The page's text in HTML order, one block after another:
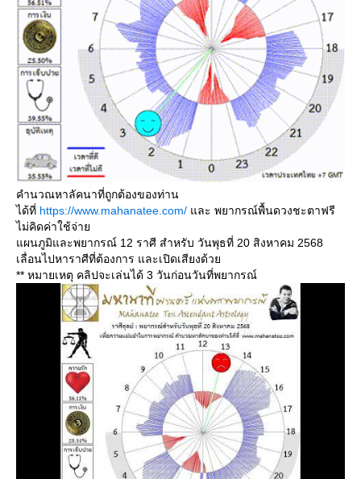
คำนวณหาลัคนาที่ถูกต้องของท่าน
ได้ที่ https://www.mahanatee.com/ ละ พยากรณ์พื้นดวงชะตาฟรี
ไม่คิดค่าใช้จ่า
ผนภูมิและพยากรณ์ 12 ราศี สำหรับ วันพุธที่ 20 สิงหาคม 2568
เลื่อนไปหาราศีที่ต้องการ และเปิดเสียงด้ว
** หมายเหตุ คลิปจะเล่นได้ 3 วันก่อนวันที่พยากรณ์